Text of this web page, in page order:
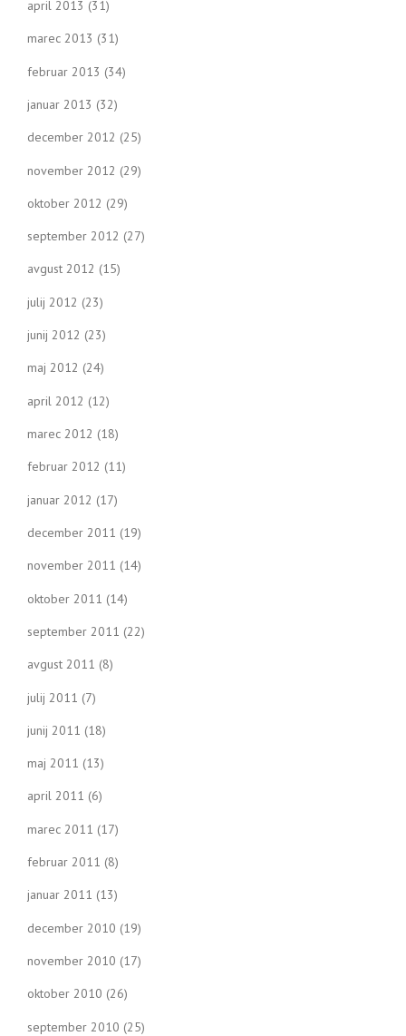
april 2013 (31)
marec 2013 (31)
februar 2013 (34)
januar 2013 (32)
december 2012 (25)
november 2012 (29)
oktober 2012 (29)
september 2012 (27)
avgust 2012 (15)
julij 2012 (23)
junij 2012 (23)
maj 2012 (24)
april 2012 (12)
marec 2012 (18)
februar 2012 (11)
januar 2012 (17)
december 2011 (19)
november 2011 (14)
oktober 2011 (14)
september 2011 (22)
avgust 2011 (8)
julij 2011 (7)
junij 2011 (18)
maj 2011 (13)
april 2011 (6)
marec 2011 (17)
februar 2011 (8)
januar 2011 (13)
december 2010 (19)
november 2010 (17)
oktober 2010 (26)
september 2010 (25)